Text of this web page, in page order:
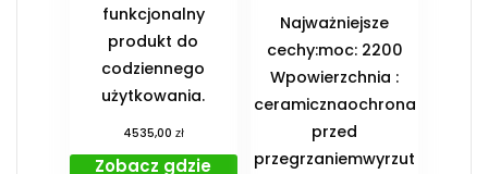
funkcjonalny
produkt do
codziennego
użytkowania.
4535,00 zł
Zobacz gdzie
Najważniejsze
cechy:moc: 2200
Wpowierzchnia :
ceramicznaochrona
przed
przegrzaniemwyrzut